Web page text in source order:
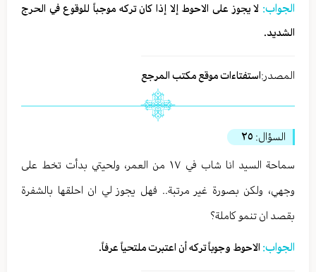
الجواب: لا يجوز على الاحوط إلا إذا كان تركه موجباً للوقوع في الحرج
الشديد.
المصدر:استفتاءات موقع مكتب المرجع
السؤال: ٢٥
سماحة السيد انا شاب في ١٧ من العمر، ولحيتي بدأت تخط على
وجهي، ولكن بصورة غير مرتبة.. فهل يجوز لي ان احلقها بالشفرة
بقصد ان تنمو كاملة؟
الجواب: الاحوط وجوباً تركه أن اعتبرت ملتحياً عرفاً.